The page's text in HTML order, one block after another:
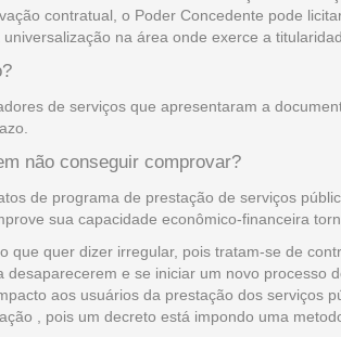
contratual, o Poder Concedente pode
na área onde exerce a
de serviços que apresentaram a
não conseguir comprovar?
de programa de prestação de serviços
sua capacidade econômico-financeira
que quer dizer irregular, pois tratam-se de
e se iniciar um novo processo
aos usuários da prestação dos serviços
, pois um decreto está impondo uma